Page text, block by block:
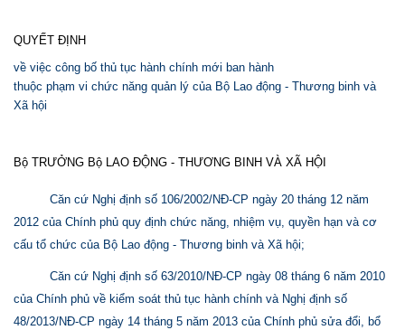
QUYẾT ĐỊNH
về việc công bố thủ tục hành chính mới ban hành
thuộc phạm vi chức năng quản lý của Bộ Lao động - Thương binh và
Xã hội
Bộ TRƯỞNG Bộ LAO ĐỘNG - THƯƠNG BINH VÀ XÃ HỘI
Căn cứ Nghị định số 106/2002/NĐ-CP ngày 20 tháng 12 năm
2012 của Chính phủ quy định chức năng, nhiệm vụ, quyền hạn và cơ
cấu tổ chức của Bộ Lao động - Thương binh và Xã hội;
Căn cứ Nghị định số 63/2010/NĐ-CP ngày 08 tháng 6 năm 2010
của Chính phủ về kiểm soát thủ tục hành chính và Nghị định số
48/2013/NĐ-CP ngày 14 tháng 5 năm 2013 của Chính phủ sửa đổi, bổ